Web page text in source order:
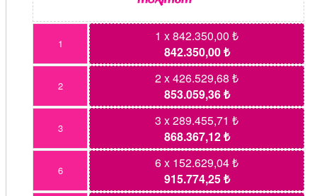
1
1 x 842.350,00 ₺
842.350,00 ₺
2
2 x 426.529,68 ₺
853.059,36 ₺
3
3 x 289.455,71 ₺
868.367,12 ₺
6
6 x 152.629,04 ₺
915.774,25 ₺